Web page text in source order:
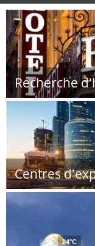
Recherche
Centres
24°C